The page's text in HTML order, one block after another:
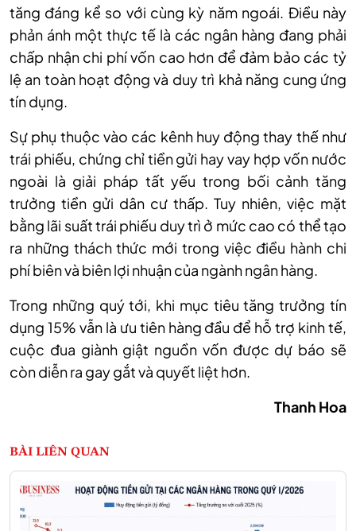
tăng đáng kể so với cùng kỳ năm ngoái. Điều này
phản ánh một thực tế là các ngân hàng đang phải
chấp nhận chi phí vốn cao hơn để đảm bảo các tỷ
lệ an toàn hoạt động và duy trì khả năng cung ứng
tín dụng.
Sự phụ thuộc vào các kênh huy động thay thế như
trái phiếu, chứng chỉ tiền gửi hay vay hợp vốn nước
ngoài là giải pháp tất yếu trong bối cảnh tăng
trưởng tiền gửi dân cư thấp. Tuy nhiên, việc mặt
bằng lãi suất trái phiếu duy trì ở mức cao có thể tạo
ra những thách thức mới trong việc điều hành chi
phí biên và biên lợi nhuận của ngành ngân hàng.
Trong những quý tới, khi mục tiêu tăng trưởng tín
dụng 15% vẫn là ưu tiên hàng đầu để hỗ trợ kinh tế,
cuộc đua giành giật nguồn vốn được dự báo sẽ
còn diễn ra gay gắt và quyết liệt hơn.
Thanh Hoa
BÀI LIÊN QUAN